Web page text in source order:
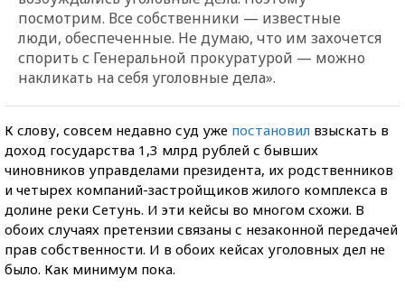
посмотрим. Все собственники — известные
люди, обеспеченные. Не думаю, что им захочется
спорить с Генеральной прокуратурой — можно
накликать на себя уголовные дела».
К слову, совсем недавно суд уже постановил взыскать в
доход государства 1,3 млрд рублей с бывших
чиновников управделами президента, их родственников
и четырех компаний-застройщиков жилого комплекса в
долине реки Сетунь. И эти кейсы во многом схожи. В
обоих случаях претензии связаны с незаконной передачей
прав собственности. И в обоих кейсах уголовных дел не
было. Как минимум пока.